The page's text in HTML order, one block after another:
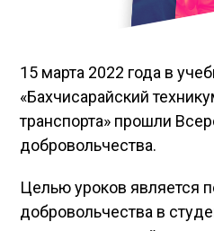
15 марта 2022 года в
«Бахчисарайский
транспорта» прошли
добровольчества.
Целью уроков является
добровольчества в